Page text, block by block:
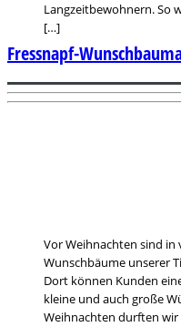
Langzeitbewohnern. So
[…]
Vor Weihnachten sind in
Wunschbäume unserer
Dort können Kunden
kleine und auch große
Weihnachten durften
Fressnapf-